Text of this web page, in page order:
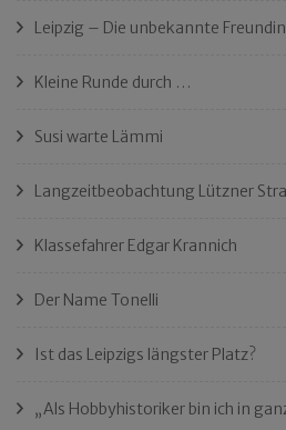
Leipzig – Die unbekannte Freundin
Kleine Runde durch …
Susi warte Lämmi
Langzeitbeobachtung Lützner
Klassefahrer Edgar Krannich
Der Name Tonelli
Ist das Leipzigs längster Platz?
„Als Hobbyhistoriker bin ich in